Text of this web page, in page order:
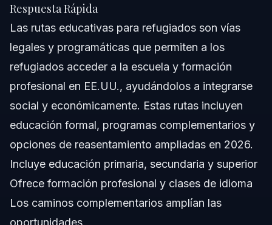
Respuesta Rápida
Las rutas educativas para refugiados son vías
legales y programáticas que permiten a los
refugiados acceder a la escuela y formación
profesional en EE.UU., ayudándolos a integrarse
social y económicamente. Estas rutas incluyen
educación formal, programas complementarios y
opciones de reasentamiento ampliadas en 2026.
Incluye educación primaria, secundaria y superior
Ofrece formación profesional y clases de idioma
Los caminos complementarios amplían las
oportunidades